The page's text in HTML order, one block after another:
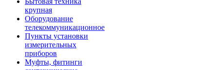
крупная
Оборудование
телекоммуникационное
Пункты установки
измерительных
приборов
Муфты, фитинги